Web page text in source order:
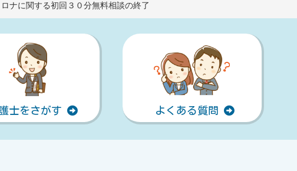
ロナに関する初回３０分無料相談の終了
士をさがす よくある質問